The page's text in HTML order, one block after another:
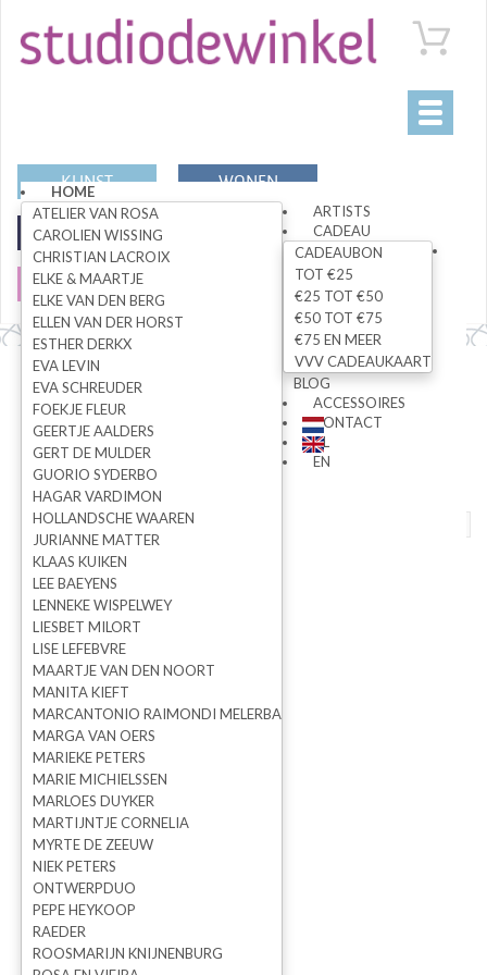
Toggle
HOME
ARTISTS
ATELIER VAN ROSA
CAROLIEN WISSING
CHRISTIAN LACROIX
ELKE & MAARTJE
ELKE VAN DEN BERG
ELLEN VAN DER HORST
ESTHER DERKX
EVA LEVIN
EVA SCHREUDER
FOEKJE FLEUR
GEERTJE AALDERS
GERT DE MULDER
GUORIO SYDERBO
HAGAR VARDIMON
HOLLANDSCHE WAAREN
JURIANNE MATTER
KLAAS KUIKEN
LEE BAEYENS
LENNEKE WISPELWEY
LIESBET MILORT
LISE LEFEBVRE
MAARTJE VAN DEN NOORT
MANITA KIEFT
MARCANTONIO RAIMONDI MELERBA
MARGA VAN OERS
MARIEKE PETERS
MARIE MICHIELSSEN
MARLOES DUYKER
MARTIJNTJE CORNELIA
MYRTE DE ZEEUW
NIEK PETERS
ONTWERPDUO
PEPE HEYKOOP
RAEDER
ROOSMARIJN KNIJNENBURG
CADEAU
CADEAUBON
TOT €25
€25 TOT €50
€50 TOT €75
€75 EN MEER
VVV CADEAUKAART
BLOG
ACCESSOIRES
CONTACT
NL
EN
KUNST WONEN
MODE
SALE
ZOEK
terug naar overzicht
VERKOCHT Kunstwerk A
light filled day
Marieke Peters
Prijs